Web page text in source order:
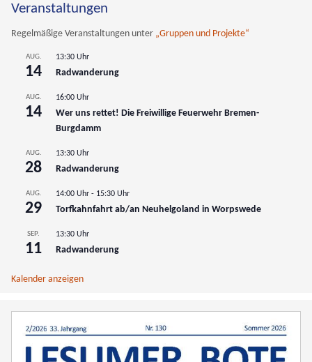
Veranstaltungen
Regelmäßige Veranstaltungen unter „Gruppen und Projekte“
AUG.
14
13:30 Uhr
Radwanderung
AUG.
14
16:00 Uhr
Wer uns rettet! Die Freiwillige Feuerwehr Bremen-
Burgdamm
AUG.
28
13:30 Uhr
Radwanderung
AUG.
29
14:00 Uhr - 15:30 Uhr
Torfkahnfahrt ab/an Neuhelgoland in Worpswede
SEP.
11
13:30 Uhr
Radwanderung
Kalender anzeigen